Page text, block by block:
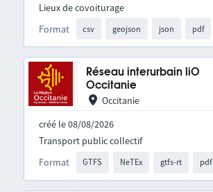
Format csv geojson json pdf
Lieux de covoiturage
Réseau interurbain liO
Occitanie
Occitanie
créé le 08/08/2026
Format GTFS NeTEx gtfs-rt pdf
Transport public collectif